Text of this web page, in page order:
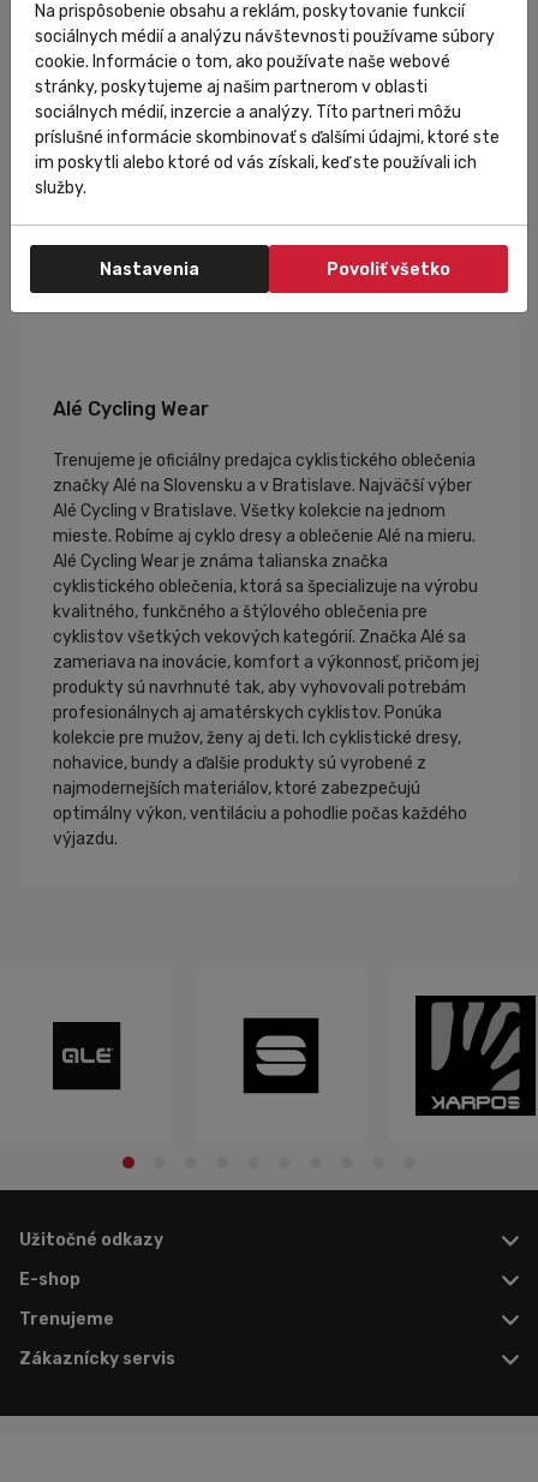
Špecifikácia
Veľkostná tabuľka
Alé Cycling Wear
Trenujeme je oficiálny predajca cyklistického oblečenia
značky Alé na Slovensku a v Bratislave. Najväčší výber
Alé Cycling v Bratislave. Všetky kolekcie na jednom
mieste. Robíme aj cyklo dresy a oblečenie Alé na mieru.
Alé Cycling Wear je známa talianska značka
cyklistického oblečenia, ktorá sa špecializuje na výrobu
kvalitného, funkčného a štýlového oblečenia pre
cyklistov všetkých vekových kategórií. Značka Alé sa
zameriava na inovácie, komfort a výkonnosť, pričom jej
produkty sú navrhnuté tak, aby vyhovovali potrebám
profesionálnych aj amatérskych cyklistov. Ponúka
kolekcie pre mužov, ženy aj deti. Ich cyklistické dresy,
nohavice, bundy a ďalšie produkty sú vyrobené z
najmodernejších materiálov, ktoré zabezpečujú
optimálny výkon, ventiláciu a pohodlie počas každého
výjazdu.
Užitočné odkazy
E-shop
Trenujeme
Zákaznícky servis
Na prispôsobenie obsahu a reklám, poskytovanie funkcií
sociálnych médií a analýzu návštevnosti používame súbory
cookie. Informácie o tom, ako používate naše webové
stránky, poskytujeme aj našim partnerom v oblasti
sociálnych médií, inzercie a analýzy. Títo partneri môžu
príslušné informácie skombinovať s ďalšími údajmi, ktoré ste
im poskytli alebo ktoré od vás získali, keď ste používali ich
služby.
Nastavenia Povoliť všetko